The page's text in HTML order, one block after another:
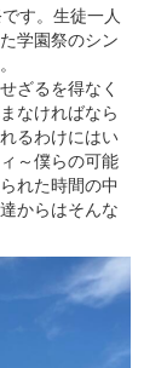
す。生徒一人
学園祭のシン
ざるを得なく
なければなら
るわけにはい
～僕らの可能
れた時間の中
からはそんな